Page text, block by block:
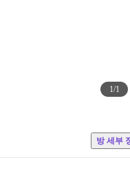
1/1
방 세부